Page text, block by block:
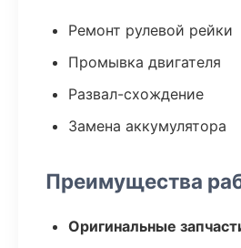
Ремонт рулевой рейки
Промывка двигателя
Развал-схождение
Замена аккумулятора
Преимущества
Оригинальные